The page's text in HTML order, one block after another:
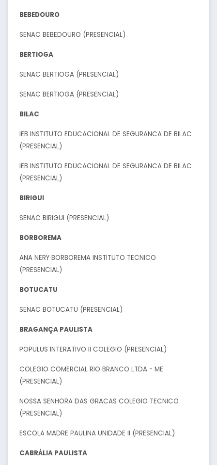
BEBEDOURO
SENAC BEBEDOURO (PRESENCIAL)
BERTIOGA
SENAC BERTIOGA (PRESENCIAL)
SENAC BERTIOGA (PRESENCIAL)
BILAC
IEB INSTITUTO EDUCACIONAL DE SEGURANCA DE BILAC
(PRESENCIAL)
IEB INSTITUTO EDUCACIONAL DE SEGURANCA DE BILAC
(PRESENCIAL)
BIRIGUI
SENAC BIRIGUI (PRESENCIAL)
BORBOREMA
ANA NERY BORBOREMA INSTITUTO TECNICO
(PRESENCIAL)
BOTUCATU
SENAC BOTUCATU (PRESENCIAL)
BRAGANÇA PAULISTA
POPULUS INTERATIVO II COLEGIO (PRESENCIAL)
COLEGIO COMERCIAL RIO BRANCO LTDA - ME
(PRESENCIAL)
NOSSA SENHORA DAS GRACAS COLEGIO TECNICO
(PRESENCIAL)
ESCOLA MADRE PAULINA UNIDADE II (PRESENCIAL)
CABRÁLIA PAULISTA